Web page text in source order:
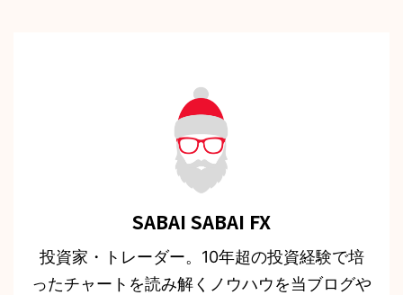
SABAI SABAI FX
投資家・トレーダー。10年超の投資経験で培
ったチャートを読み解くノウハウを当ブログや